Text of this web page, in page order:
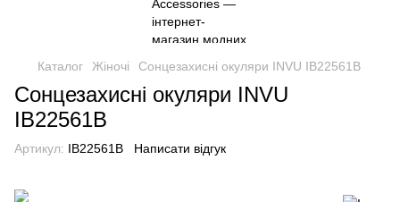
Каталог Жіночі Сонцезахисні окуляри INVU IB22561B
Сонцезахисні окуляри INVU
IB22561B
Артикул: IB22561B Написати відгук